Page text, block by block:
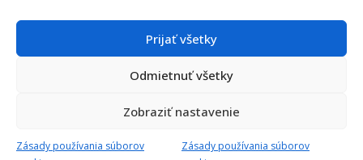
Prijať všetky
Odmietnuť všetky
Zobraziť nastavenie
Zásady používania súborov
Zásady používania súborov
Po – Pia: 8:00 – 16:30